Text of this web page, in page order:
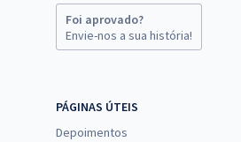
Foi aprovado?
Envie-nos a sua história!
PÁGINAS ÚTEIS
Depoimentos